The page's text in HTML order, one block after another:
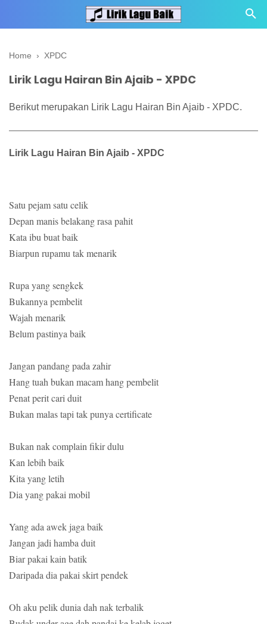
Home › XPDC
Lirik Lagu Hairan Bin Ajaib - XPDC
Berikut merupakan Lirik Lagu Hairan Bin Ajaib - XPDC.
Lirik Lagu Hairan Bin Ajaib - XPDC
Satu pejam satu celik
Depan manis belakang rasa pahit
Kata ibu buat baik
Biarpun rupamu tak menarik
Rupa yang sengkek
Bukannya pembelit
Wajah menarik
Belum pastinya baik
Jangan pandang pada zahir
Hang tuah bukan macam hang pembelit
Penat perit cari duit
Bukan malas tapi tak punya certificate
Bukan nak complain fikir dulu
Kan lebih baik
Kita yang letih
Dia yang pakai mobil
Yang ada awek jaga baik
Jangan jadi hamba duit
Biar pakai kain batik
Daripada dia pakai skirt pendek
Oh aku pelik dunia dah nak terbalik